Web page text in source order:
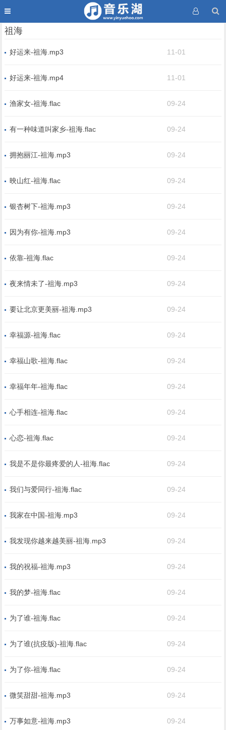
祖海
好运来-祖海.mp3 11-01
好运来-祖海.mp4 11-01
渔家女-祖海.flac 09-24
有一种味道叫家乡-祖海.flac 09-24
拥抱丽江-祖海.mp3 09-24
映山红-祖海.flac 09-24
银杏树下-祖海.mp3 09-24
因为有你-祖海.mp3 09-24
依靠-祖海.flac 09-24
夜来情未了-祖海.mp3 09-24
要让北京更美丽-祖海.mp3 09-24
幸福源-祖海.flac 09-24
幸福山歌-祖海.flac 09-24
幸福年年-祖海.flac 09-24
心手相连-祖海.flac 09-24
心恋-祖海.flac 09-24
我是不是你最疼爱的人-祖海.flac 09-24
我们与爱同行-祖海.flac 09-24
我家在中国-祖海.mp3 09-24
我发现你越来越美丽-祖海.mp3 09-24
我的祝福-祖海.mp3 09-24
我的梦-祖海.flac 09-24
为了谁-祖海.flac 09-24
为了谁(抗疫版)-祖海.flac 09-24
为了你-祖海.flac 09-24
微笑甜甜-祖海.mp3 09-24
万事如意-祖海.mp3 09-24